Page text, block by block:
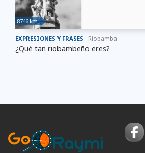
8746 km
EXPRESIONES Y FRASES Riobamba
¿Qué tan riobambeño eres?